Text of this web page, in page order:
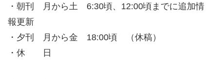
・朝刊 月から土 6:30頃、12:00頃までに追加情
報更新
・夕刊 月から金 18:00頃 （休稿）
・休 日